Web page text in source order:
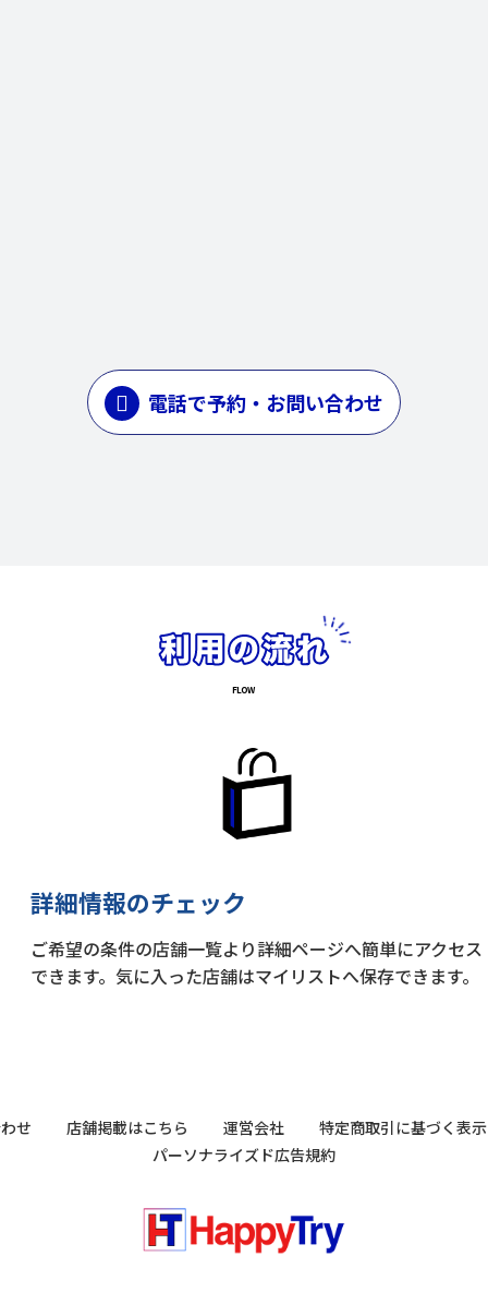
電話で予約・お問い合わせ
詳細情報のチェック
ご希望の条件の店舗一覧より詳細ページへ簡単にアクセス
できます。気に入った店舗はマイリストへ保存できます。
せ 店舗掲載はこちら 運営会社
特定商取引に基づく表示
パーソナライズド広告規約